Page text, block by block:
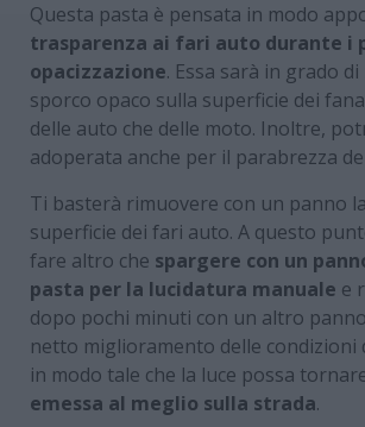
Questa pasta è pensata in modo
trasparenza ai fari auto durante i
opacizzazione. Essa sarà in grado
sporco opaco sulla superficie dei
delle auto che delle moto. Inoltre,
adoperata anche per il parabrezza
Ti basterà rimuovere con un panno
superficie dei fari auto. A questo
fare altro che spargere con un
pasta per la lucidatura manuale e
dopo pochi minuti con un altro
netto miglioramento delle condizioni
in modo tale che la luce possa
emessa al meglio sulla strada.